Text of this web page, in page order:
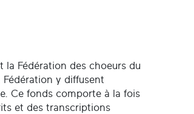
Fédération des choeurs du
Fédération y diffusent
Ce fonds comporte à la fois
et des transcriptions